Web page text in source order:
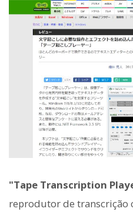
"Tape Transcription
reprodutor de transcrição